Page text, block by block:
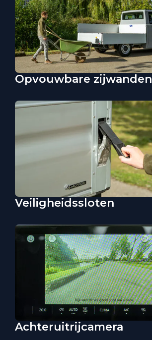
Opvouwbare zijwanden
Veiligheidssloten
Achteruitrijcamera